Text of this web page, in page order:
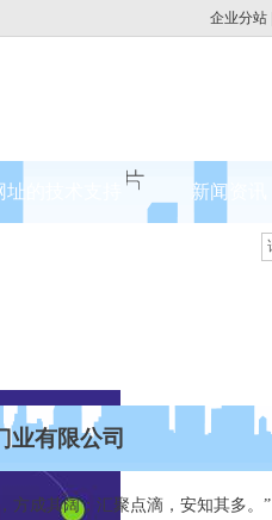
企业分站
址的技术支持 新闻资讯
业有限公司
成其阔；汇聚点滴，安知其多。”